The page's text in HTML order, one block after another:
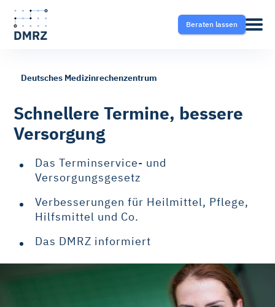
Beraten lassen
Krankentransport- und
Therapeutensoftware
Krankentransport
Heilmittel
Hilfsmittel
Rehasport & Funktionstraining
FAQ
Ratgeber
Deutsches Medizinrechenzentrum
Schnellere Termine, bessere
Versorgung
Das Terminservice- und
Versorgungsgesetz
Verbesserungen für Heilmittel, Pflege,
Hilfsmittel und Co.
Das DMRZ informiert